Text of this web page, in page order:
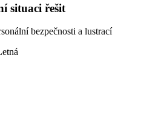
situaci řešit
bezpečnosti a lustrací